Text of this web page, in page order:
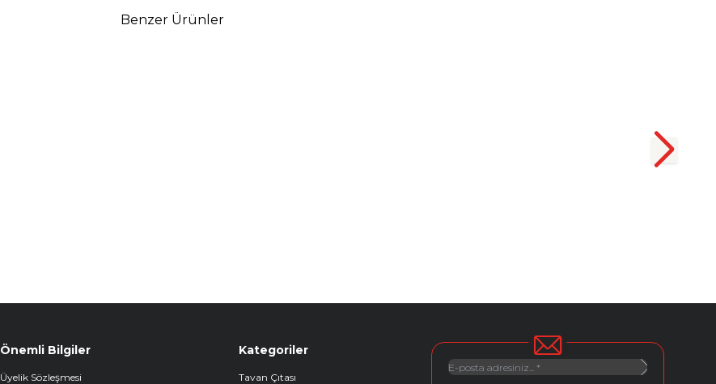
Benzer Ürünler
Önemli Bilgiler
Üyelik Sözleşmesi
Kategoriler
Tavan Çıtası